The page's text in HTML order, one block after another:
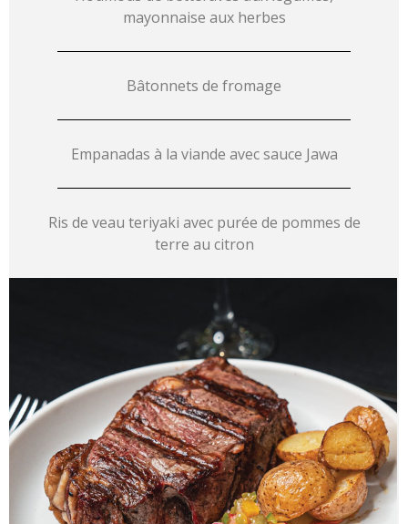
mayonnaise aux herbes
Bâtonnets de fromage
Empanadas à la viande avec sauce Jawa
Ris de veau teriyaki avec purée de pommes de
terre au citron